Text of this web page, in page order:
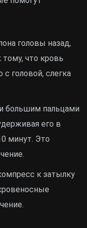
головы назад,
что кровь
головой, слегка
большим пальцами
его в
минут. Это
к затылку